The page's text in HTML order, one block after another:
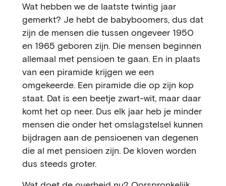
Wat hebben we de laatste twintig jaar
gemerkt? Je hebt de babyboomers, dus dat
zijn de mensen die tussen ongeveer 1950
en 1965 geboren zijn. Die mensen beginnen
allemaal met pensioen te gaan. En in plaats
van een piramide krijgen we een
omgekeerde. Een piramide die op zijn kop
staat. Dat is een beetje zwart-wit, maar daar
komt het op neer. Dus elk jaar heb je minder
mensen die onder het omslagstelsel kunnen
bijdragen aan de pensioenen van degenen
die al met pensioen zijn. De kloven worden
dus steeds groter.